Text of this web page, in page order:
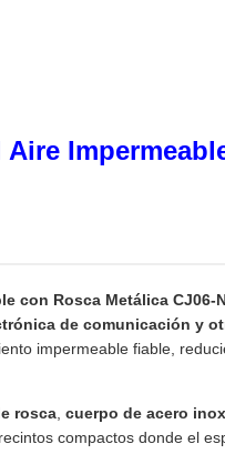
con Rosca Metálica CJ06-
de comunicación y
impermeable fiable,
rosca cuerpo de acero
compactos donde el